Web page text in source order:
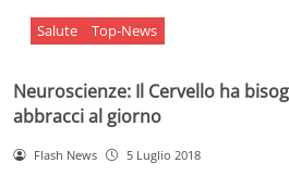
Salute Top-News
Neuroscienze: Il Cervello ha
abbracci al giorno
Flash News 5 Luglio 2018